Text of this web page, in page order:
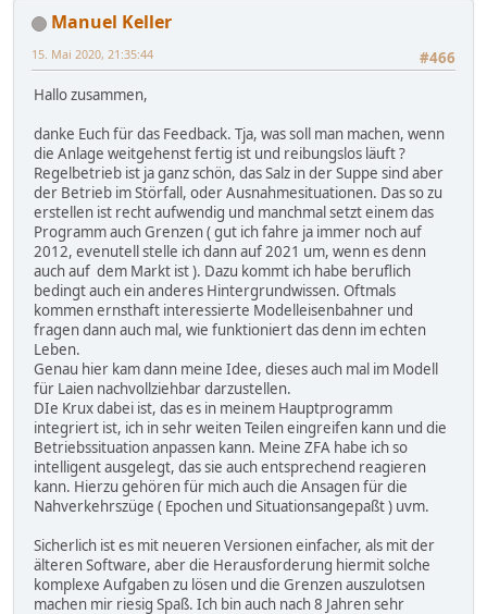
Manuel Keller
#466
15. Mai 2020, 21:35:44
Hallo zusammen,
danke Euch für das Feedback. Tja, was soll man machen, wenn
die Anlage weitgehenst fertig ist und reibungslos läuft ?
Regelbetrieb ist ja ganz schön, das Salz in der Suppe sind aber
der Betrieb im Störfall, oder Ausnahmesituationen. Das so zu
erstellen ist recht aufwendig und manchmal setzt einem das
Programm auch Grenzen ( gut ich fahre ja immer noch auf
2012, evenutell stelle ich dann auf 2021 um, wenn es denn
auch auf dem Markt ist ). Dazu kommt ich habe beruflich
bedingt auch ein anderes Hintergrundwissen. Oftmals
kommen ernsthaft interessierte Modelleisenbahner und
fragen dann auch mal, wie funktioniert das denn im echten
Leben.
Genau hier kam dann meine Idee, dieses auch mal im Modell
für Laien nachvollziehbar darzustellen.
DIe Krux dabei ist, das es in meinem Hauptprogramm
integriert ist, ich in sehr weiten Teilen eingreifen kann und die
Betriebssituation anpassen kann. Meine ZFA habe ich so
intelligent ausgelegt, das sie auch entsprechend reagieren
kann. Hierzu gehören für mich auch die Ansagen für die
Nahverkehrszüge ( Epochen und Situationsangepaßt ) uvm.
Sicherlich ist es mit neueren Versionen einfacher, als mit der
älteren Software, aber die Herausforderung hiermit solche
komplexe Aufgaben zu lösen und die Grenzen auszulotsen
machen mir riesig Spaß. Ich bin auch nach 8 Jahren sehr